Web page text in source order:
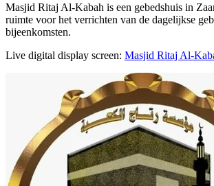
Masjid Ritaj Al-Kabah is een gebedshuis in
ruimte voor het verrichten van de dagelijkse
bijeenkomsten.
Live digital display screen: Masjid Ritaj Al-